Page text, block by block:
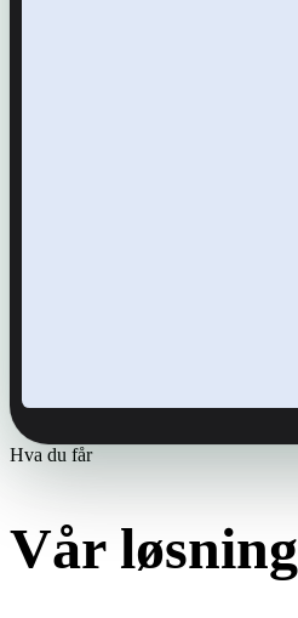
Hva du får
Vår løsning